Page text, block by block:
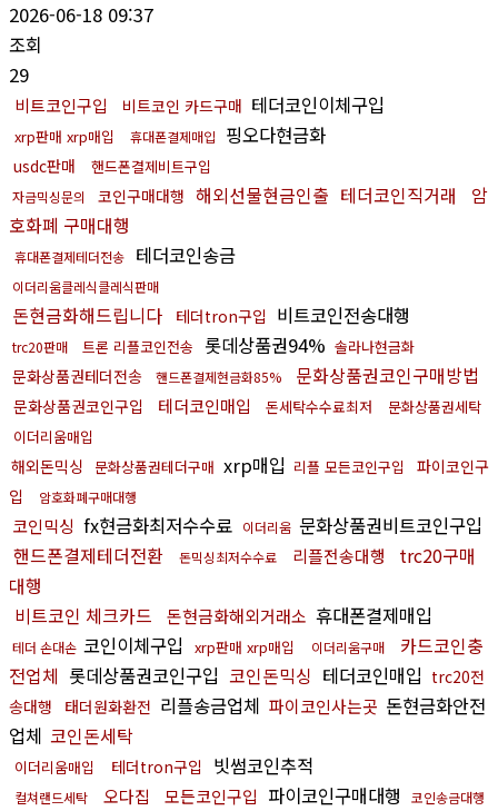
2026-06-18 09:37
조회
29
비트코인구입 비트코인 카드구매 테더코인이체구입
xrp판매 xrp매입 휴대폰결제매입 핑오다현금화
usdc판매 핸드폰결제비트구입
자금믹싱문의 코인구매대행 해외선물현금인출 테더코인직거래
암
호화폐 구매대행
휴대폰결제테더전송 테더코인송금
이더리움클레식클레식판매
돈현금화해드립니다 테더tron구입 비트코인전송대행
trc20판매 트론 리플코인전송 롯데상품권94% 솔라나현금화
문화상품권테더전송 핸드폰결제현금화85% 문화상품권코인구매방법
문화상품권코인구입 테더코인매입 돈세탁수수료최저
문화상품권세탁
이더리움매입
해외돈믹싱 문화상품권테더구매 xrp매입 리플 모든코인구입
파이코인구
입
암호화폐구매대행
코인믹싱 fx현금화최저수수료 이더리움 문화상품권비트코인구입
핸드폰결제테더전환
돈믹싱최저수수료 리플전송대행
trc20구매
대행
비트코인 체크카드
돈현금화해외거래소 휴대폰결제매입
테더 손대손 코인이체구입 xrp판매 xrp매입 이더리움구매
카드코인충
전업체 롯데상품권코인구입 코인돈믹싱 테더코인매입 trc20전
송대행
태더원화환전 리플송금업체 파이코인사는곳 돈현금화안전
업체 코인돈세탁
이더리움매입 테더tron구입 빗썸코인추적
컬쳐랜드세탁 오다집 모든코인구입 파이코인구매대행
코인송금대행